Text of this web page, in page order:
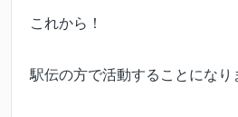
これから！
駅伝の方で活動することになり